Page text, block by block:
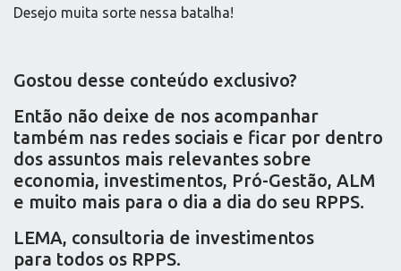
Desejo muita sorte nessa batalha!
Gostou desse conteúdo exclusivo?
Então não deixe de nos acompanhar
também nas redes sociais e ficar por dentro
dos assuntos mais relevantes sobre
economia, investimentos, Pró-Gestão, ALM
e muito mais para o dia a dia do seu RPPS.
LEMA, consultoria de investimentos
para todos os RPPS.